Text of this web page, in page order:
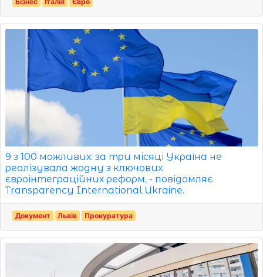
9 з 100 можливих: за три місяці Україна не
реалізувала жодну з ключових
євроінтеграційних реформ, - повідомляє
Transparency International Ukraine.
Документ Львів Прокуратура